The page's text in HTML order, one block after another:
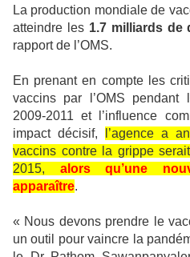
La production mondiale de
atteindre les 1.7 milliards de
rapport de l’OMS.
En prenant en compte les
vaccins par l’OMS
2009-2011 et l’influence
impact décisif,
l’agence a
vaccins contre la grippe
2015, alors qu’une
apparaître.
« Nous devons prendre le
un outil pour vaincre la